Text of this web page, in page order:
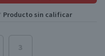
Producto sin calificar
3